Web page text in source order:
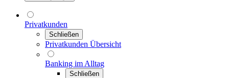
Privatkunden
Schließen
Privatkunden Übersicht
Banking im Alltag
Schließen